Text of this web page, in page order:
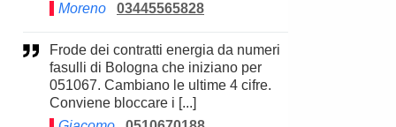
Moreno
03445565828
Frode dei contratti energia da numeri
fasulli di Bologna che iniziano per
051067. Cambiano le ultime 4 cifre.
Conviene bloccare i [...]